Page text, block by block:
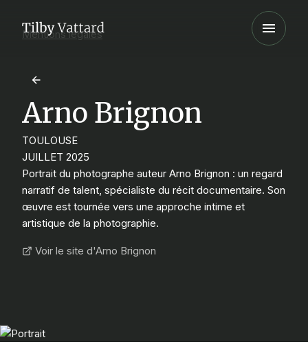
Mentions légales
Arno Brignon
TOULOUSE
JUILLET 2025
Portrait du photographe auteur Arno Brignon : un regard
narratif de talent, spécialiste du récit documentaire. Son
œuvre est tournée vers une approche intime et
artistique de la photographie.
Voir le site d'Arno Brignon